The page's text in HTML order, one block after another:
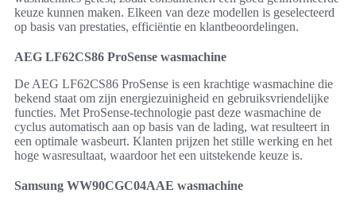
keuze kunnen maken. Elkeen van deze modellen is geselecteerd
op basis van prestaties, efficiëntie en klantbeoordelingen.
AEG LF62CS86 ProSense wasmachine
De AEG LF62CS86 ProSense is een krachtige wasmachine die
bekend staat om zijn energiezuinigheid en gebruiksvriendelijke
functies. Met ProSense-technologie past deze wasmachine de
cyclus automatisch aan op basis van de lading, wat resulteert in
een optimale wasbeurt. Klanten prijzen het stille werking en het
hoge wasresultaat, waardoor het een uitstekende keuze is.
Samsung WW90CGC04AAE wasmachine